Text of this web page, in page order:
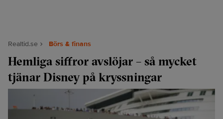
Realtid.se Börs & finans
Hemliga siffror avslöjar – så mycket
tjänar Disney på kryssningar